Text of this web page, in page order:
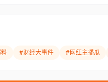
#财经大事件 #网红主播瓜